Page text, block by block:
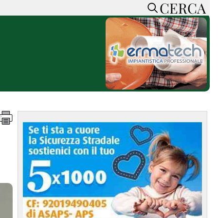
CERCA
ACCEDI o REGISTRATI
CONTATTI
CON NOI
SOSTIENI LA PRESSA
CONOSCI LA PRESSA
COOKIE POLICY
PRIVACY POLICY
FEED RSS
MAPPA DEL SITO
NORMATIVE
DEONTOLOGICHE
CERCA